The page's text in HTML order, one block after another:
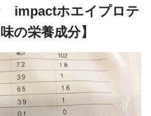
impactホエイプロテ
の栄養成分】